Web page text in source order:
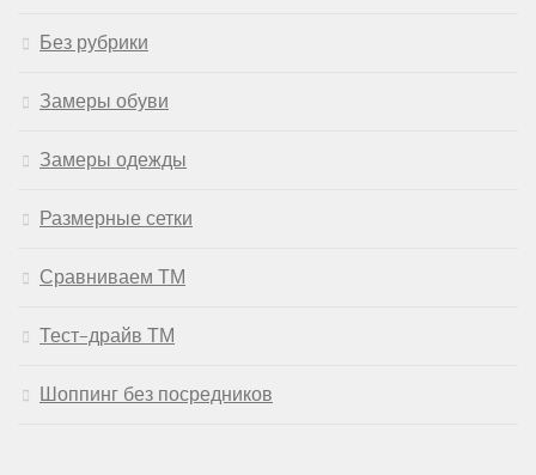
Без рубрики
Замеры обуви
Замеры одежды
Размерные сетки
Сравниваем ТМ
Тест-драйв ТМ
Шоппинг без посредников